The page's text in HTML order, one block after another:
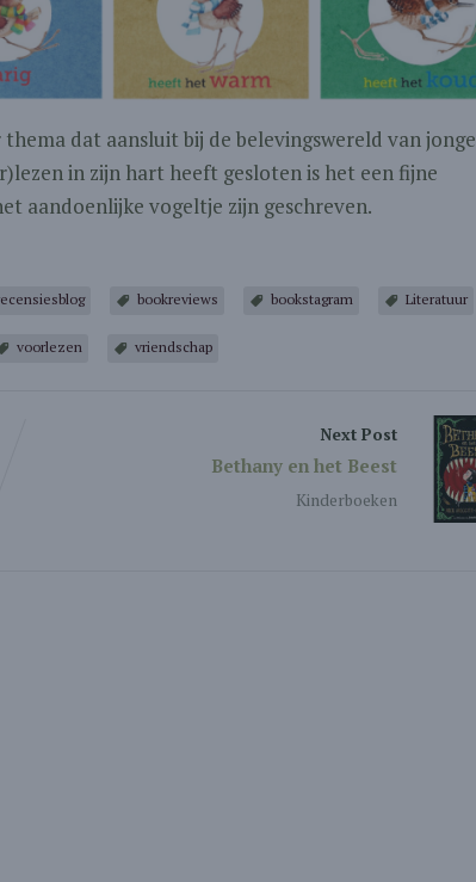
dat aansluit bij de belevingswereld van jonge
in zijn hart heeft gesloten is het een fijne
aandoenlijke vogeltje zijn geschreven.
bookreviews bookstagram Literatuur
voorlezen vriendschap
Next Post
Bethany en het Beest
Kinderboeken